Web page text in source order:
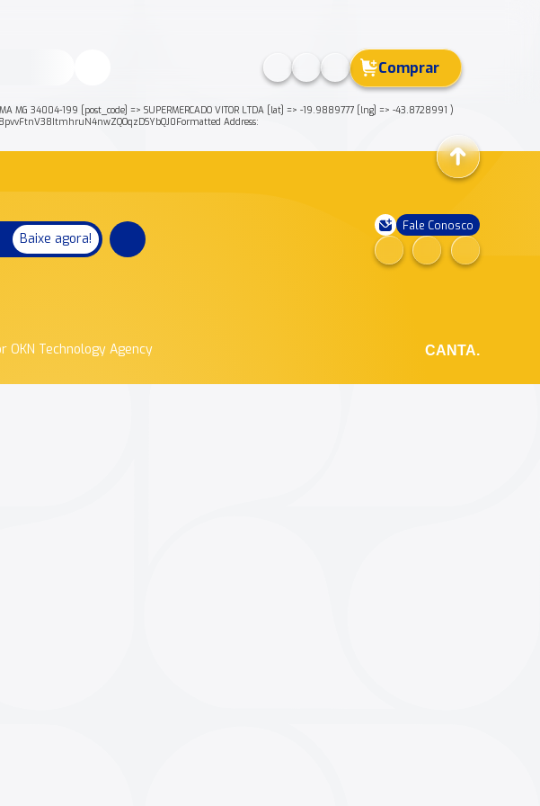
Comprar
MG 34004-199 [post_code] => SUPERMERCADO VITOR LTDA [lat] => -19.9889777 [lng] => -43.8728991 )
Address:
Baixe agora!
Fale Conosco
OKN Technology Agency CANTA.